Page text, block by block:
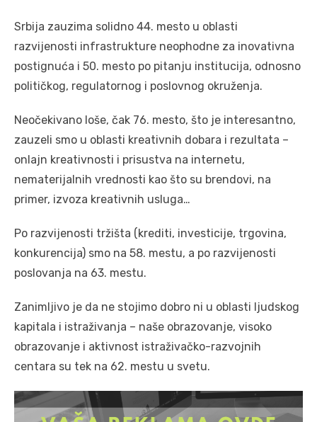
Srbija zauzima solidno 44. mesto u oblasti
razvijenosti infrastrukture neophodne za inovativna
postignuća i 50. mesto po pitanju institucija, odnosno
političkog, regulatornog i poslovnog okruženja.
Neočekivano loše, čak 76. mesto, što je interesantno,
zauzeli smo u oblasti kreativnih dobara i rezultata –
onlajn kreativnosti i prisustva na internetu,
nematerijalnih vrednosti kao što su brendovi, na
primer, izvoza kreativnih usluga…
Po razvijenosti tržišta (krediti, investicije, trgovina,
konkurencija) smo na 58. mestu, a po razvijenosti
poslovanja na 63. mestu.
Zanimljivo je da ne stojimo dobro ni u oblasti ljudskog
kapitala i istraživanja – naše obrazovanje, visoko
obrazovanje i aktivnost istraživačko-razvojnih
centara su tek na 62. mestu u svetu.